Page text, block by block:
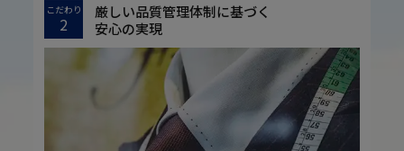
こだわり
2
厳しい品質管理体制に基づく
安心の実現